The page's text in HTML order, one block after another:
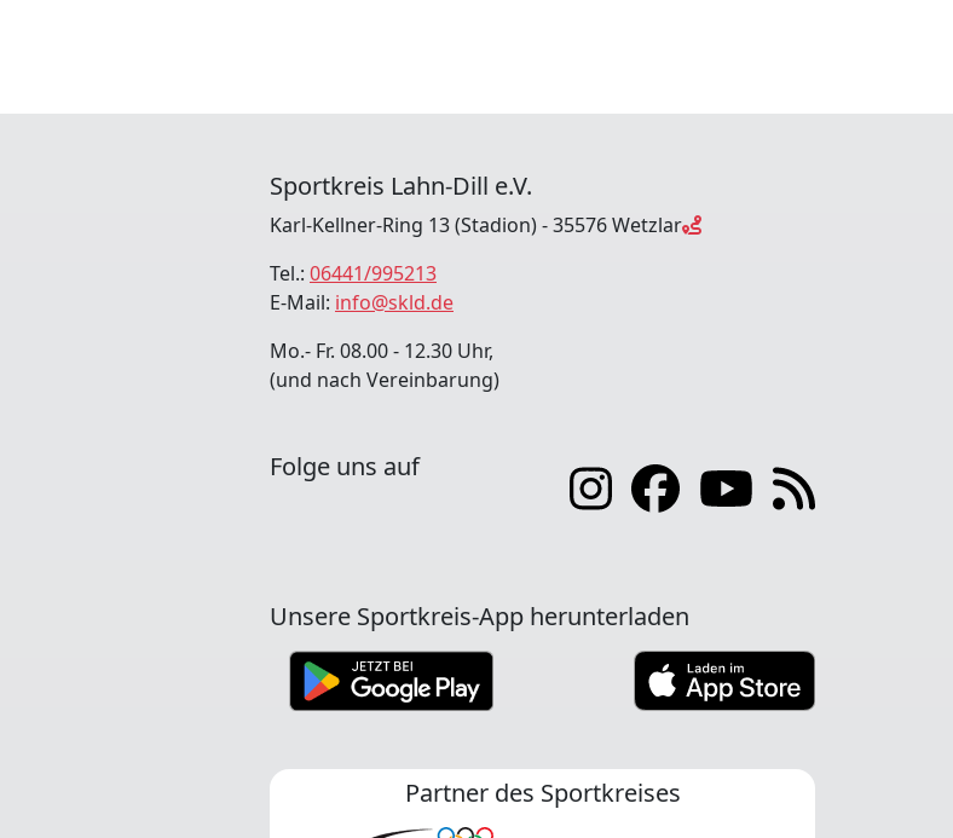
Sportkreis Lahn-Dill e.V.
Karl-Kellner-Ring 13 (Stadion) - 35576 Wetzlar
Tel.: 06441/995213
E-Mail: info@skld.de
Mo.- Fr. 08.00 - 12.30 Uhr,
(und nach Vereinbarung)
Folge uns auf
Unsere Sportkreis-App herunterladen
Partner des Sportkreises